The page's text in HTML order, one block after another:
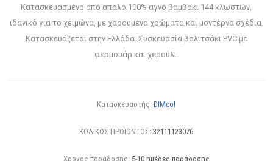
Κατασκευασμένο από απαλό 100% αγνό βαμβάκι 144 κλωστών,
ιδανικό για το χειμώνα, με χαρούμενα χρώματα και μοντέρνα σχέδια.
Κατασκευάζεται στην Ελλάδα. Συσκευασία βαλιτσάκι PVC με
φερμουάρ και χερούλι.
Κατασκευαστής: DIMcol
ΚΩΔΙΚΟΣ ΠΡΟΪΟΝΤΟΣ: 32111123076
Χρόνος παράδοσης: 5-10 ημέρες παράδοσης